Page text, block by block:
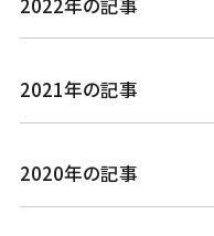
2021年の記事
2020年の記事